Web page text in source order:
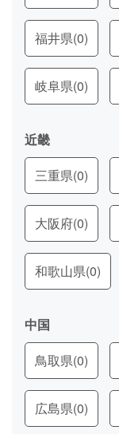
福井県(0)
岐阜県(0)
近畿
三重県(0)
大阪府(0)
和歌山県(0)
中国
鳥取県(0)
広島県(0)